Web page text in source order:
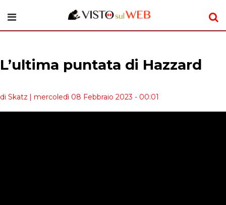
L’ultima puntata di Hazzard
di Skatz | mercoledì 08 Febbraio 2023 - 00:01